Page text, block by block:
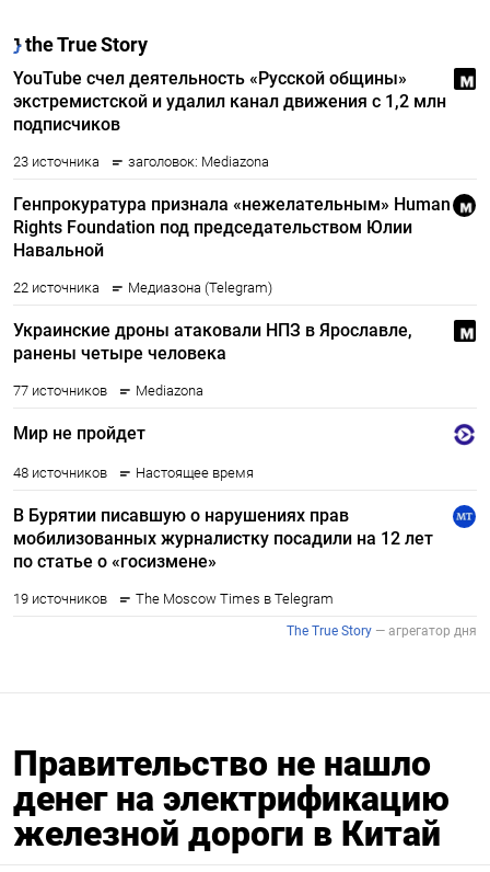
Правительство не нашло
денег на электрификацию
железной дороги в Китай